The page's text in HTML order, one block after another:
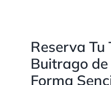
Reserva Tu
Buitrago
Forma